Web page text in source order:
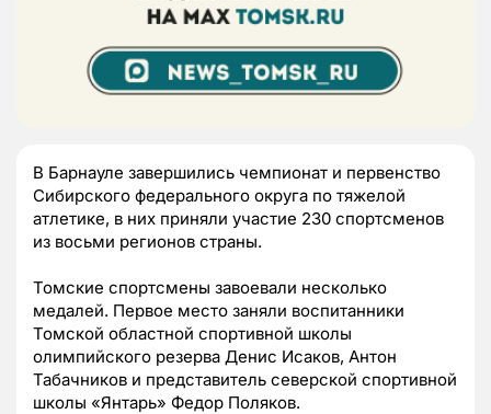
В Барнауле завершились чемпионат и первенство
Сибирского федерального округа по тяжелой
атлетике, в них приняли участие 230 спортсменов
из восьми регионов страны.
Томские спортсмены завоевали несколько
медалей. Первое место заняли воспитанники
Томской областной спортивной школы
олимпийского резерва Денис Исаков, Антон
Табачников и представитель северской спортивной
школы «Янтарь» Федор Поляков.